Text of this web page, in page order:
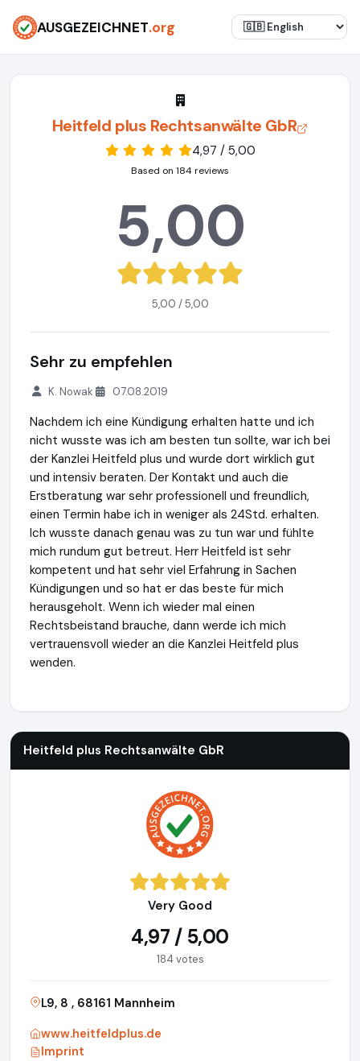
AUSGEZEICHNET.org
Heitfeld plus Rechtsanwälte GbR
4,97 / 5,00
Based on 184 reviews
5,00
5,00 / 5,00
Sehr zu empfehlen
K. Nowak 07.08.2019
Nachdem ich eine Kündigung erhalten hatte und ich
nicht wusste was ich am besten tun sollte, war ich bei
der Kanzlei Heitfeld plus und wurde dort wirklich gut
und intensiv beraten. Der Kontakt und auch die
Erstberatung war sehr professionell und freundlich,
einen Termin habe ich in weniger als 24Std. erhalten.
Ich wusste danach genau was zu tun war und fühlte
mich rundum gut betreut. Herr Heitfeld ist sehr
kompetent und hat sehr viel Erfahrung in Sachen
Kündigungen und so hat er das beste für mich
herausgeholt. Wenn ich wieder mal einen
Rechtsbeistand brauche, dann werde ich mich
vertrauensvoll wieder an die Kanzlei Heitfeld plus
wenden.
Heitfeld plus Rechtsanwälte GbR
Very Good
4,97 / 5,00
184 votes
L9, 8 , 68161 Mannheim
www.heitfeldplus.de
Imprint